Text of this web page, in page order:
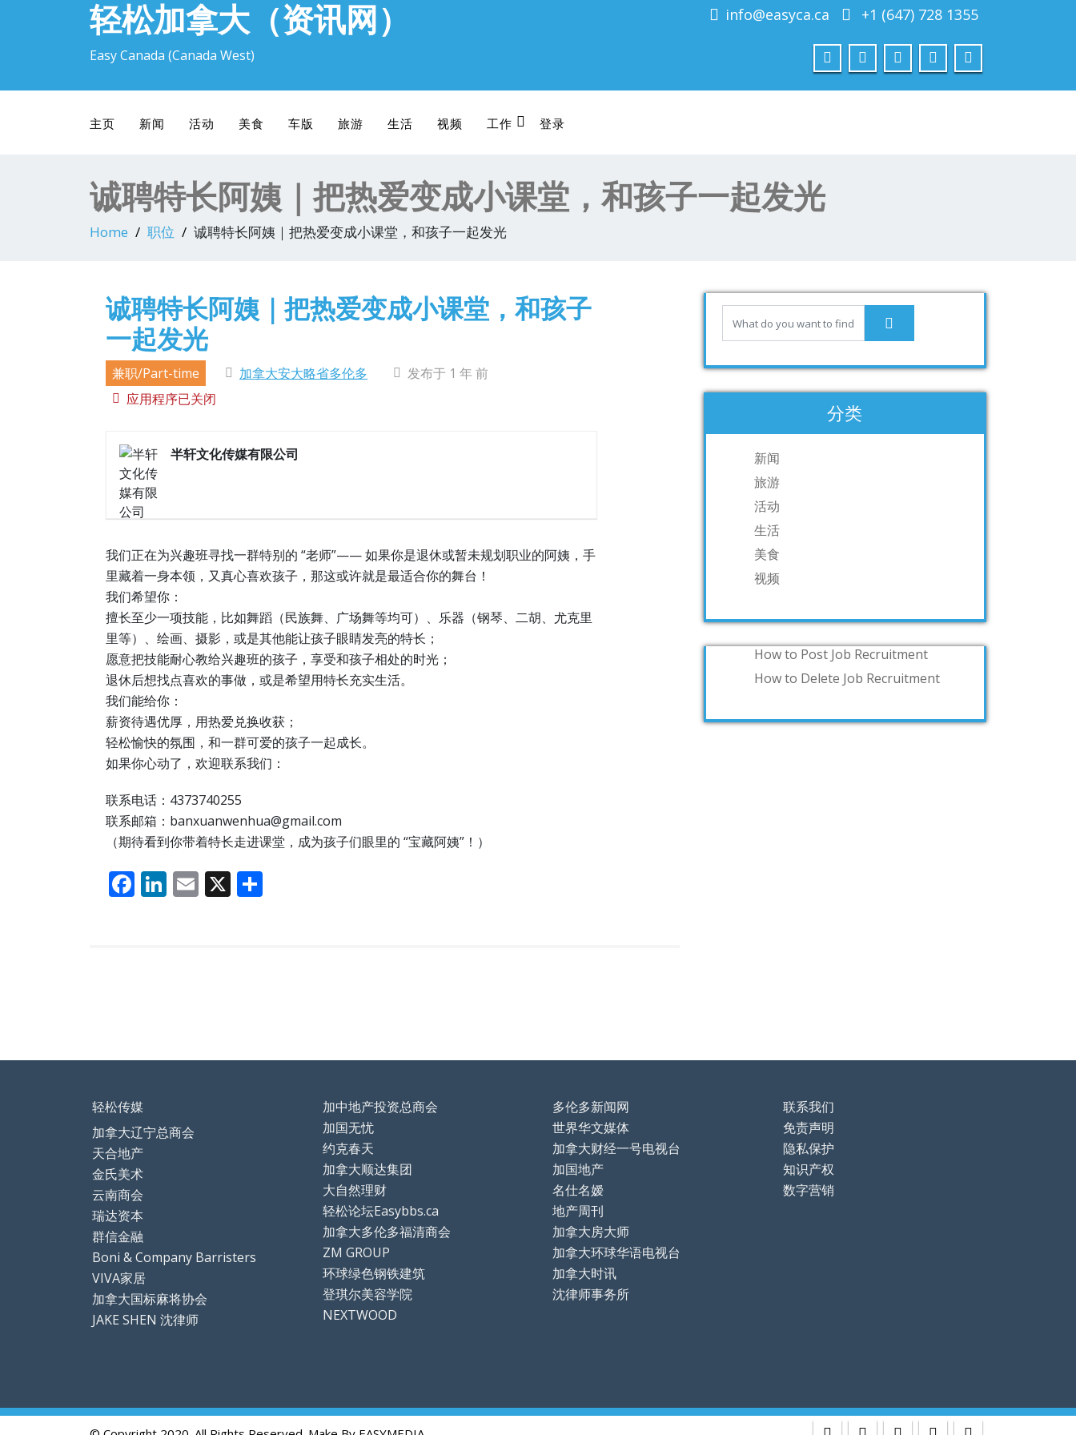
轻松加拿大（资讯网）
Easy Canada (Canada West)
info@easyca.ca +1 (647) 728 1355
主页 新闻 活动 美食 车版 旅游 生活 视频 工作 登录
诚聘特长阿姨｜把热爱变成小课堂，和孩子一起发光
Home 职位 诚聘特长阿姨｜把热爱变成小课堂，和孩子一起发光
诚聘特长阿姨｜把热爱变成小课堂，和孩子
一起发光
兼职/Part-time 加拿大安大略省多伦多
发布于 1 年 前
应用程序已关闭
半轩文化传媒有限公司
我们正在为兴趣班寻找一群特别的 “老师”—— 如果你是退休或暂未规划职业的阿姨，手
里藏着一身本领，又真心喜欢孩子，那这或许就是最适合你的舞台！​
我们希望你：​
擅长至少一项技能，比如舞蹈（民族舞、广场舞等均可）、乐器（钢琴、二胡、尤克里
里等）、绘画、摄影，或是其他能让孩子眼睛发亮的特长；​
愿意把技能耐心教给兴趣班的孩子，享受和孩子相处的时光；​
退休后想找点喜欢的事做，或是希望用特长充实生活。​
我们能给你：​
薪资待遇优厚，用热爱兑换收获；​
轻松愉快的氛围，和一群可爱的孩子一起成长。​
如果你心动了，欢迎联系我们：​
联系电话：4373740255
联系邮箱：banxuanwenhua@gmail.com
（期待看到你带着特长走进课堂，成为孩子们眼里的 “宝藏阿姨”！）
F Li E X
分类
新闻
旅游
活动
生活
美食
视频
How to Post Job Recruitment
How to Delete Job Recruitment
轻松传媒
加拿大辽宁总商会
天合地产
金氏美术
云南商会
瑞达资本
群信金融
Boni & Company Barristers
VIVA家居
加拿大国标麻将协会
JAKE SHEN 沈律师
加中地产投资总商会
加国无忧
约克春天
加拿大顺达集团
大自然理财
轻松论坛Easybbs.ca
加拿大多伦多福清商会
ZM GROUP
环球绿色钢铁建筑
登琪尔美容学院
NEXTWOOD
多伦多新闻网
世界华文媒体
加拿大财经一号电视台
加国地产
名仕名嫒
地产周刊
加拿大房大师
加拿大环球华语电视台
加拿大时讯
沈律师事务所
联系我们
免责声明
隐私保护
知识产权
数字营销